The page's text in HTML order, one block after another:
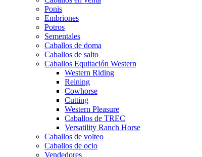
Ponis
Embriones
Potros
Sementales
Caballos de doma
Caballos de salto
Caballos Equitación Western
Western Riding
Reining
Cowhorse
Cutting
Western Pleasure
Caballos de TREC
Versatility Ranch Horse
Caballos de volteo
Caballos de ocio
Vendedores